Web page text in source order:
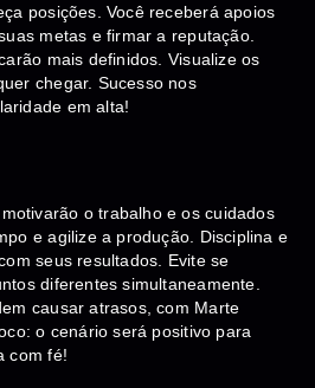
posições. Você receberá apoios
metas e firmar a reputação.
mais definidos. Visualize os
chegar. Sucesso nos
em alta!
o trabalho e os cuidados
e agilize a produção. Disciplina e
seus resultados. Evite se
diferentes simultaneamente.
causar atrasos, com Marte
o cenário será positivo para
com fé!